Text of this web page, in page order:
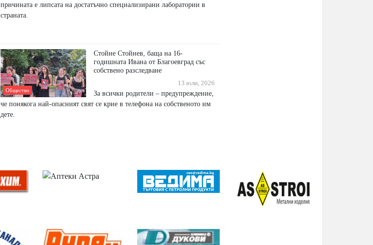
причината е липсата на достатъчно специализирани лаборатории в
страната.
Общество
Стойне Стойнев, баща на 16-
годишната Ивана от Благоевград със
собствено разследване
13 юли, 2026
За всички родители – предупреждение,
че понякога най-опасният свят се крие в телефона на собственото им
дете.